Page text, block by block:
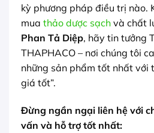
kỳ phương pháp điều trị nào.
mua thảo dược sạch và chất
Phan Tả Diệp, hãy tin tưởng
THAPHACO – nơi chúng tôi
những sản phẩm tốt nhất với
giá tốt”.
Đừng ngần ngại liên hệ với
vấn và hỗ trợ tốt nhất: